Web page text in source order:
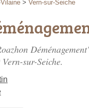
Vilaine > Vern-sur-Seiche
sur-Seiche.